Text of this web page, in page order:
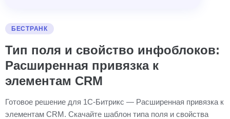
БЕСТРАНК
Тип поля и свойство инфоблоков:
Расширенная привязка к
элементам CRM
Готовое решение для 1С-Битрикс — Расширенная привязка к
элементам CRM. Скачайте шаблон типа поля и свойства